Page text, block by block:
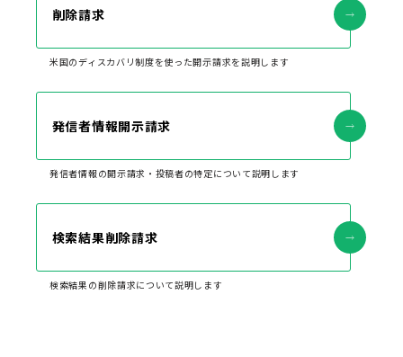
削除請求
米国のディスカバリ制度を使った開示請求を説明します
発信者情報開示請求
発信者情報の開示請求・投稿者の特定について説明します
検索結果削除請求
検索結果の削除請求について説明します